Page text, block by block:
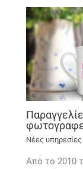
Νέες υπηρεσίες
Από το 2010